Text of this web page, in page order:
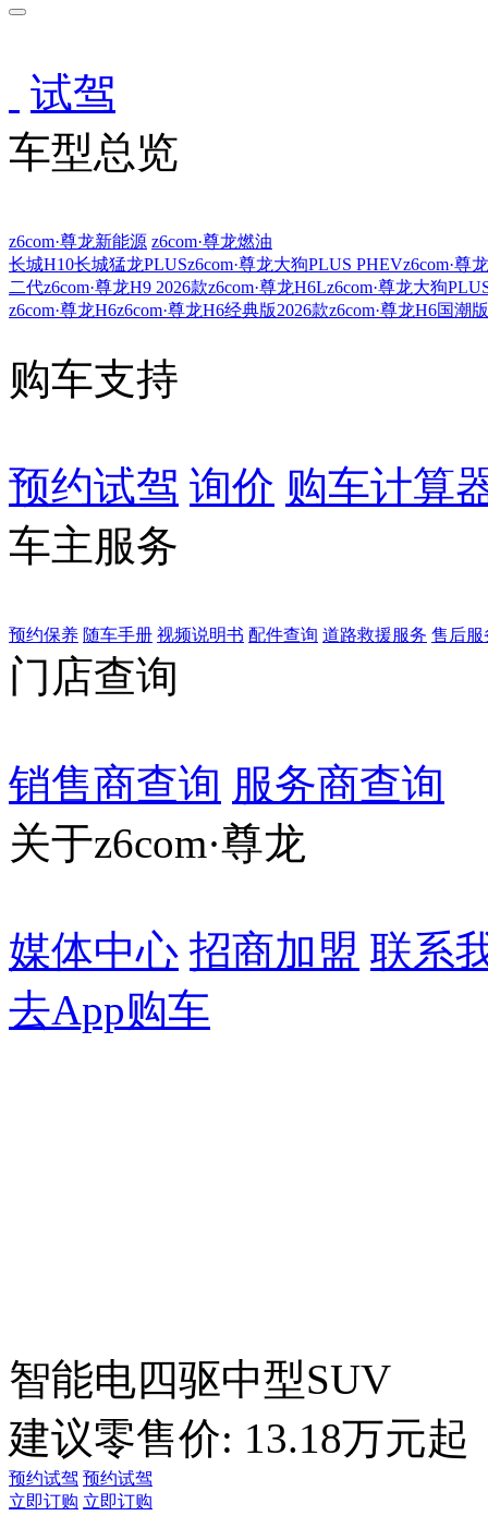
试驾
车型总览
z6com·尊龙新能源 z6com·尊龙燃油
长城H10长城猛龙PLUSz6com·尊龙大狗PLUS PHEVz6com·尊
二代z6com·尊龙H9 2026款z6com·尊龙H6Lz6com·尊龙大狗
z6com·尊龙H6z6com·尊龙H6经典版2026款z6com·尊龙H6国潮版
购车支持
预约试驾 询价 购车计算
车主服务
预约保养 随车手册 视频说明书 配件查询 道路救援服务 售后服
门店查询
销售商查询 服务商查询
关于z6com·尊龙
媒体中心 招商加盟 联系
去App购车
智能电四驱中型SUV
建议零售价: 13.18万元起
预约试驾 预约试驾
立即订购 立即订购